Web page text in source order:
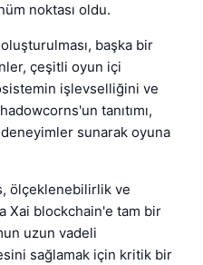
noktası oldu.
başka bir
çeşitli oyun içi
işlevselliğini ve
tanıtımı,
sunarak oyuna
ölçeklenebilirlik ve
Xai blockchain'e tam bir
uzun vadeli
sağlamak için kritik bir